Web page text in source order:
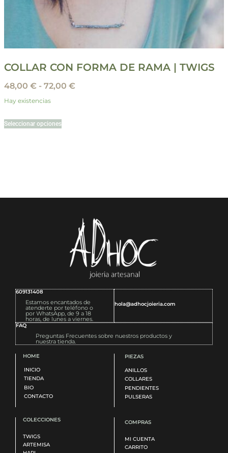
COLLAR CON FORMA DE RAMA | TWIGS
48,00 € - 72,00 €
Hay existencias
Seleccionar opciones
609131408
Estamos encantados de
atenderte por teléfono o
por WhatsApp, de 9 a 18
horas, de lunes a viernes.
hola@adhocjoieria.com
FAQ
Preguntas Frecuentes sobre nuestros productos y
nuestra tienda.
HOME
INICIO
TIENDA
BIO
CONTACTO
PIEZAS
ANILLOS
COLLARES
PENDIENTES
PULSERAS
COLECCIONES
TWIGS
ARTEMISA
COMPRAS
MI CUENTA
CARRITO